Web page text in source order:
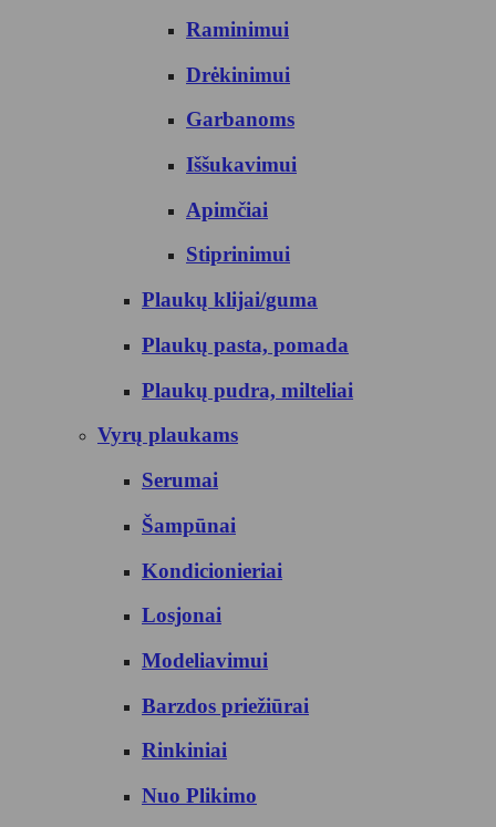
Raminimui
Drėkinimui
Garbanoms
Iššukavimui
Apimčiai
Stiprinimui
Plaukų klijai/guma
Plaukų pasta, pomada
Plaukų pudra, milteliai
Vyrų plaukams
Serumai
Šampūnai
Kondicionieriai
Losjonai
Modeliavimui
Barzdos priežiūrai
Rinkiniai
Nuo Plikimo